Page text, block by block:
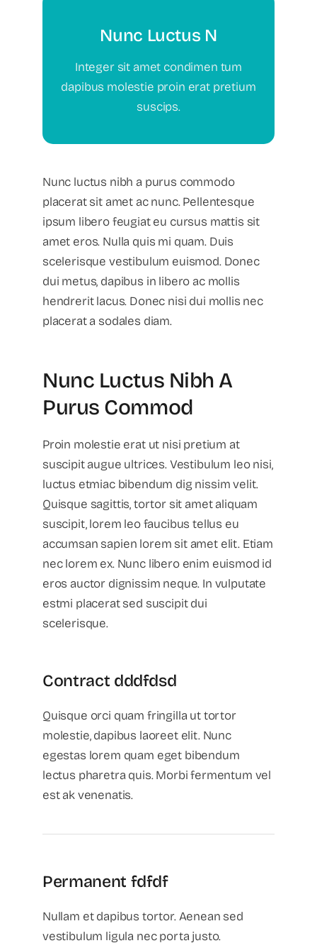
Nunc Luctus N
Integer sit amet condimen tum
dapibus molestie proin erat pretium
suscips.
Your Content Goes Here
Nunc luctus nibh a purus commodo
placerat sit amet ac nunc. Pellentesque
ipsum libero feugiat eu cursus mattis sit
amet eros. Nulla quis mi quam. Duis
scelerisque vestibulum euismod. Donec
dui metus, dapibus in libero ac mollis
hendrerit lacus. Donec nisi dui mollis nec
placerat a sodales diam.
Nunc Luctus Nibh A
Purus Commod
Proin molestie erat ut nisi pretium at
suscipit augue ultrices. Vestibulum leo nisi,
luctus etmiac bibendum dig nissim velit.
Quisque sagittis, tortor sit amet aliquam
suscipit, lorem leo faucibus tellus eu
accumsan sapien lorem sit amet elit. Etiam
nec lorem ex. Nunc libero enim euismod id
eros auctor dignissim neque. In vulputate
estmi placerat sed suscipit dui
scelerisque.
Contract dddfdsd
Quisque orci quam fringilla ut tortor
molestie, dapibus laoreet elit. Nunc
egestas lorem quam eget bibendum
lectus pharetra quis. Morbi fermentum vel
est ak venenatis.
Permanent fdfdf
Nullam et dapibus tortor. Aenean sed
vestibulum ligula nec porta justo.